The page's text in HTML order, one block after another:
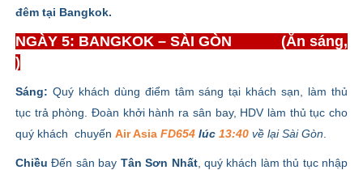
đêm tại Bangkok.
NGÀY 5: BANGKOK – SÀI GÒN (Ăn sáng,
)
Sáng: Quý khách dùng điểm tâm sáng tại khách sạn, làm thủ
tục trả phòng. Đoàn khởi hành ra sân bay, HDV làm thủ tục cho
quý khách chuyến Air Asia FD654lúc 13:40 về lại Sài Gòn
ChiềuĐến sân bay Tân Sơn Nhất, quý khách làm thủ tục nhập